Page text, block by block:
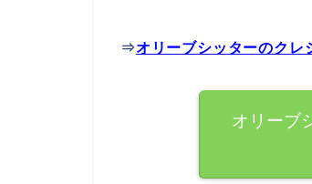
⇒オリーブシッターのクレ
オリーブ